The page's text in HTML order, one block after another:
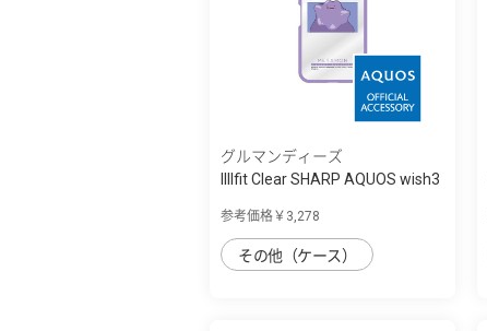
グルマンディーズ
IIIIfit Clear SHARP AQUOS wish3
参考価格￥3,278
その他（ケース）